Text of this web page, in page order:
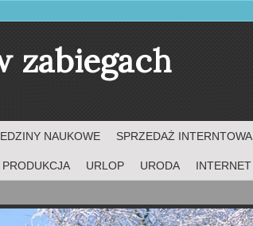
zabiegach
NAUKOWE SPRZEDAŻ INTERNTOWA
PRODUKCJA URLOP URODA INTERNET